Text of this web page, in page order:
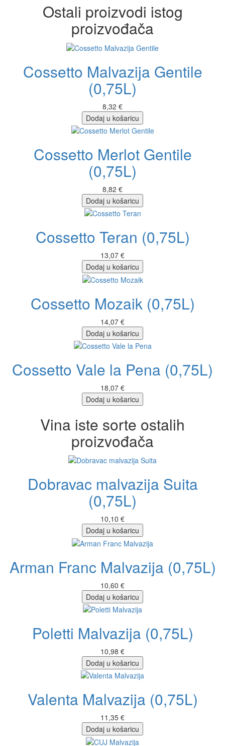
Ostali proizvodi istog
proizvođača
Cossetto Malvazija Gentile
(0,75L)
8,32 €
Dodaj u košaricu
Cossetto Merlot Gentile
(0,75L)
8,82 €
Dodaj u košaricu
Cossetto Teran (0,75L)
13,07 €
Dodaj u košaricu
Cossetto Mozaik (0,75L)
14,07 €
Dodaj u košaricu
Cossetto Vale la Pena (0,75L)
18,07 €
Dodaj u košaricu
Vina iste sorte ostalih
proizvođača
Dobravac malvazija Suita
(0,75L)
10,10 €
Dodaj u košaricu
Arman Franc Malvazija (0,75L)
10,60 €
Dodaj u košaricu
Poletti Malvazija (0,75L)
10,98 €
Dodaj u košaricu
Valenta Malvazija (0,75L)
11,35 €
Dodaj u košaricu